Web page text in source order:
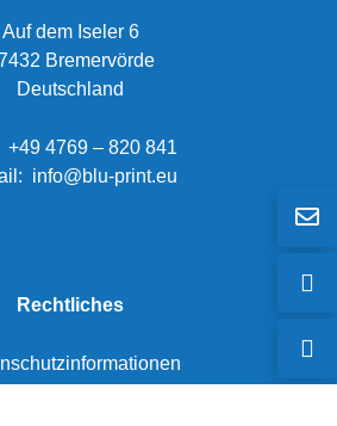
Auf dem Iseler 6
Bremervörde
Deutschland
+49 4769 – 820 841
info@blu-print.eu
Rechtliches